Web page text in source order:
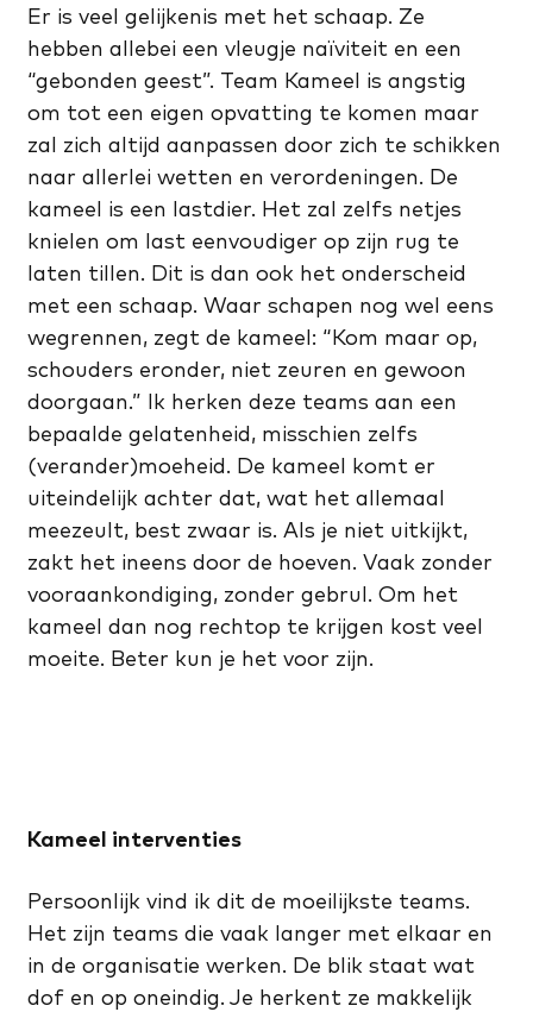
Er is veel gelijkenis met het schaap. Ze
hebben allebei een vleugje naïviteit en een
“gebonden geest”. Team Kameel is angstig
om tot een eigen opvatting te komen maar
zal zich altijd aanpassen door zich te schikken
naar allerlei wetten en verordeningen. De
kameel is een lastdier. Het zal zelfs netjes
knielen om last eenvoudiger op zijn rug te
laten tillen. Dit is dan ook het onderscheid
met een schaap. Waar schapen nog wel eens
wegrennen, zegt de kameel: “Kom maar op,
schouders eronder, niet zeuren en gewoon
doorgaan.” Ik herken deze teams aan een
bepaalde gelatenheid, misschien zelfs
(verander)moeheid. De kameel komt er
uiteindelijk achter dat, wat het allemaal
meezeult, best zwaar is. Als je niet uitkijkt,
zakt het ineens door de hoeven. Vaak zonder
vooraankondiging, zonder gebrul. Om het
kameel dan nog rechtop te krijgen kost veel
moeite. Beter kun je het voor zijn.
Kameel interventies
Persoonlijk vind ik dit de moeilijkste teams.
Het zijn teams die vaak langer met elkaar en
in de organisatie werken. De blik staat wat
dof en op oneindig. Je herkent ze makkelijk